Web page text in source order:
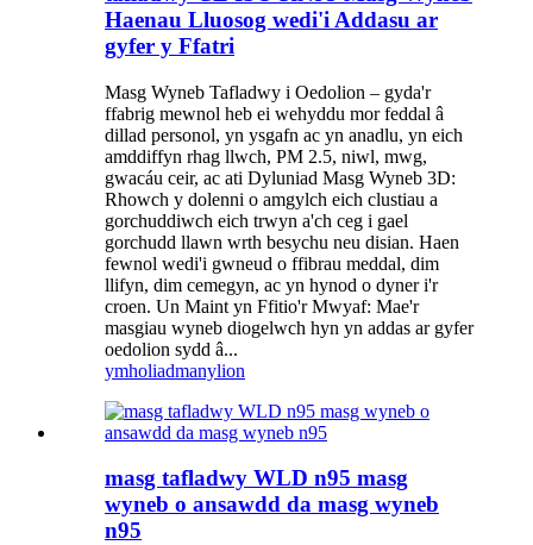
Haenau Lluosog wedi'i Addasu ar
gyfer y Ffatri
Masg Wyneb Tafladwy i Oedolion – gyda'r
ffabrig mewnol heb ei wehyddu mor feddal â
dillad personol, yn ysgafn ac yn anadlu, yn eich
amddiffyn rhag llwch, PM 2.5, niwl, mwg,
gwacáu ceir, ac ati Dyluniad Masg Wyneb 3D:
Rhowch y dolenni o amgylch eich clustiau a
gorchuddiwch eich trwyn a'ch ceg i gael
gorchudd llawn wrth besychu neu disian. Haen
fewnol wedi'i gwneud o ffibrau meddal, dim
llifyn, dim cemegyn, ac yn hynod o dyner i'r
croen. Un Maint yn Ffitio'r Mwyaf: Mae'r
masgiau wyneb diogelwch hyn yn addas ar gyfer
oedolion sydd â...
ymholiadmanylion
masg tafladwy WLD n95 masg
wyneb o ansawdd da masg wyneb
n95